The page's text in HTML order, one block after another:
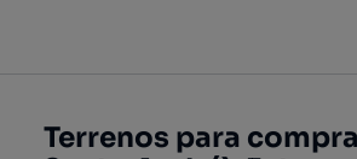
Terrenos para